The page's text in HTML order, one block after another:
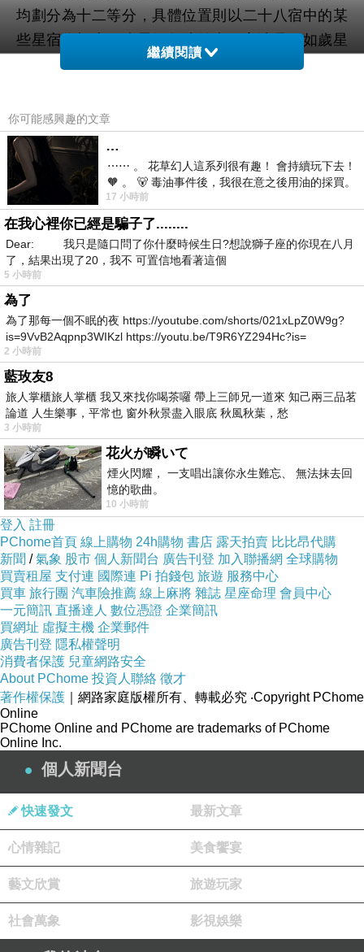
均劃分為十二等分，具體位置則以二十八宿中的某
些星宿為標志。歲星紀年法的表示方法是：如歲星
在某一年運行至星紀區域，這一年就記為“歲在星
玄枵”，以下類推，十二年迴圈一次。《國語·晉語
四》“君之行也，歲在大火”就是用歲星紀年的例子。
事實上歲星並不是12年繞天一周，而是11.8622
年，每年移動的範圍比一個星次稍微多一點，漸積
至86年，便會多走一個星次，這種情況叫“超
辰”或“超次”。
木星者，古曰歲星。復曰福星。以其周天十二年，
與地支同，因以計年故。西洋人謂之朱庇特，乃天
神也，亦居神之首。是行星之於太陽系去日之列次
第五。其上雲霧充盈，無陸無海，人常謂之「下無
立錐之地」。南半球有大紅斑，經百年不散。有光
環，甚小。有衛星眾，最大者四，曰艾奧、曰歐羅
巴、曰蓋尼米德、曰卡利斯托，合稱伽利略衛星。
歲星行天，十二年而周之。古人因以紀年。是為歲
星紀年。泰西學人測，木星周天為十一年有餘，不
足十二年。至唐每經矯正。
史記 天官書[節錄]
察日月之行以揆歲星順逆。曰東方木，主春，日甲
乙。
歲星出，東行十二度，百日而止。反逆行；逆行八
度，百日，復東行。歲行三十度十六分度之七，率
日行十二分度之一，十二歲而周天。
翻譯
觀察日月的運動，可以發現它們在天空都是自西向
東運行的，根據觀察可以判斷木星是順行還是逆
行。木星即是歲星，主東方之神，五行屬木，掌管
春季，日期為甲乙。
歲星初見，向東運行十二度，歷時一百天而止。然
繼續閱讀
你可能感興趣的文章
…
⋯⋯ 。 花草幻人這系列很有趣！ 會持續玩下去！
🧡 。 🐻 毒油事件後，我很在意之後用油的採買。
前天購買了我之前就很愛
17 小時前
在我心裡你已經是騙子了........
Dear: 我只是隨口問了你什麼時候生日?想說獅子座的你現在八月
了，結果出現了20，我不 可置信地看著這個
5 小時前
為了
為了那每一個不眠的夜 https://youtube.com/shorts/021xLpZ0W9g?
is=9VvB2Aqpnp3WIKzl https://youtu.be/T9R6YZ294Hc?is=
2 小時前
藍玫友8
旅人掌櫃旅人掌櫃 我又來找你喝茶囉 帶上三師兄一道來 知己兩三品茗
論道 人生樂事，平常也 窗外秋景盡入眼底 秋風秋葉，愁
3 小時前
花火が瞬いて
煙火閃耀， 一支唱出讓你永生難忘、 無法抹去回
憶的歌曲。
10 小時前
登入 註冊
PChome首頁 線上購物 24h購物 書店 露天拍賣 比比昂代購
新聞 /氣象 股市 個人新聞台 廣告刊登 加入聯播網 全球購物
買賣租屋 支付連 國際連 Pi 拍錢包 旅遊 服務中心
買車 旅行團 汽車險推薦 線上麻將 雜誌 星座命理 會員中心
一元簡訊 直播達人 數位憑證 企業簡訊
買網址 虛擬主機 企業郵件
廣告刊登 隱私權聲明
消費者保護 兒童網路安全
About PChome 投資人聯絡 徵才
著作權保護 ｜網路家庭版權所有、轉載必究 ‧Copyright PChome
Online
PChome Online and PChome are trademarks of PChome
Online Inc.
個人新聞台
快速發文 最新文章
心情雜記 美食饗宴
藝文欣賞 旅遊玩家
社會萬象 影視娛樂